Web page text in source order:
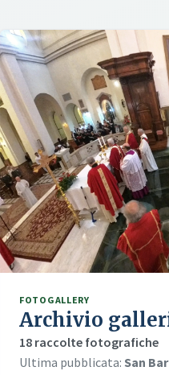
FOTOGALLERY
Archivio
18 raccolte fotografiche
Ultima pubblicata: San